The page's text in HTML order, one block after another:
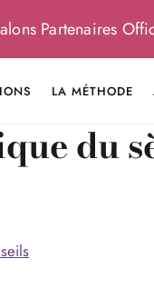
Partenaires
LA MÉTHODE
du